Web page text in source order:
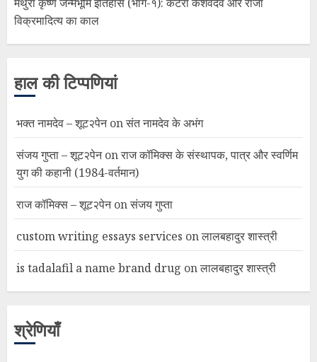
विक्रमादित्य का काल
हाल की टिप्पणियां
भक्त नामदेव – शूट२पेनonसंत नामदेव के अभंग
संजय गुप्ता – शूट२पेनonराज कॉमिक्स के संस्थापक, पात्र और स्वर्णिम
युग की कहानी (1984-वर्तमान)
राज कॉमिक्स – शूट२पेनonसंजय गुप्ता
custom writing essays services onलालबहादुर शास्त्री
is tadalafil a name brand drug onलालबहादुर शास्त्री
श्रेणियाँ